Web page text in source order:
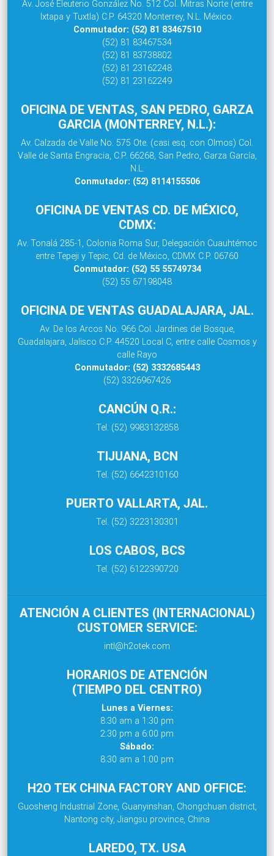
Av. José Eleuterio González No. 512 Col. Mitras Norte (entre
Ixtapa y Tuxtla) C.P. 64320 Monterrey, N.L. México.
Conmutador: (52) 81 83467510
(52) 81 83467534
(52) 81 83738802
(52) 81 23162248
(52) 81 23162249
OFICINA DE VENTAS, SAN PEDRO, GARZA
GARCIA (MONTERREY, N.L.):
Av. Calzada de Valle No. 575 Ote. (casi esq. con Olmos) Col.
Valle de Santa Engracia, C.P. 66268, San Pedro, Garza García,
N.L.
Conmutador: (52) 8114155506
OFICINA DE VENTAS CD. DE MÉXICO,
CDMX:
Av. Tonalá 285-1, Colonia Roma Sur, Delegación Cuauhtémoc
entre Tepeji y Tepic, Cd. de México, CDMX C.P. 06760
Conmutador: (52) 55 55749734
(52) 55 67198048
OFICINA DE VENTAS GUADALAJARA, JAL.
Av. De los Arcos No. 966 Col. Jardines del Bosque,
Guadalajara, Jalisco C.P. 44520 Local C, entre calle Cosmos y
calle Rayo
Conmutador: (52) 3332685443
(52) 3326967426
CANCÚN Q.R.:
Tel. (52) 9983132858
TIJUANA, BCN
Tel. (52) 6642310160
PUERTO VALLARTA, JAL.
Tel. (52) 3223130301
LOS CABOS, BCS
Tel. (52) 6122390720
ATENCIÓN A CLIENTES (INTERNACIONAL)
CUSTOMER SERVICE:
intl@h2otek.com
HORARIOS DE ATENCIÓN
(TIEMPO DEL CENTRO)
Lunes a Viernes:
8:30 am a 1:30 pm
2:30 pm a 6:00 pm
Sábado:
8:30 am a 1:00 pm
H2O TEK CHINA FACTORY AND OFFICE:
Guosheng Industrial Zone, Guanyinshan, Chongchuan district,
Nantong city, Jiangsu province, China
LAREDO, TX. USA